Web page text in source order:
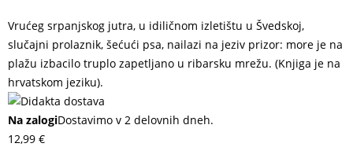
Vrućeg srpanjskog jutra, u idiličnom izletištu u Švedskoj,
slučajni prolaznik, šećući psa, nailazi na jeziv prizor: more je na
plažu izbacilo truplo zapetljano u ribarsku mrežu. (Knjiga je na
hrvatskom jeziku).
Na zalogiDostavimo v 2 delovnih dneh.
12,99 €